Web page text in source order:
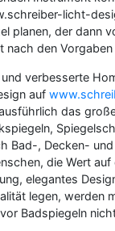
licht-
planen, der dann
nach den
verbesserte
auf
das
Bad-, Decken-
die Wert auf
elegantes
legen, werden
Badspiegeln